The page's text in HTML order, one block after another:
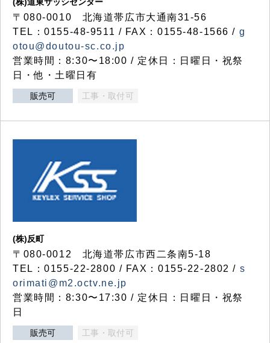
〒080-0010 北海道帯広市大通南31-56
TEL：0155-48-9511 / FAX：0155-48-1566 / g
otou@doutou-sc.co.jp
営業時間：8:30〜18:00 / 定休日：日曜日・祝祭
日・他・土曜日有
販売可 工事・取付可
(株)反町
〒080-0012 北海道帯広市西二条南5-18
TEL：0155-22-2800 / FAX：0155-22-2802 / s
orimati@m2.octv.ne.jp
営業時間：8:30〜17:30 / 定休日：日曜日・祝祭
日
販売可 工事・取付可